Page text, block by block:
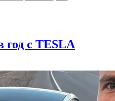
год с TESLA